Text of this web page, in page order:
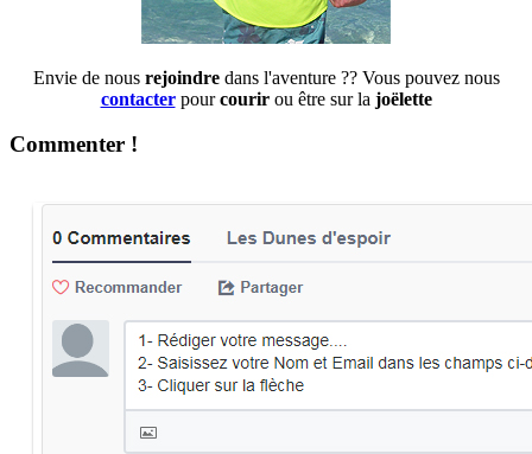
Envie de nous rejoindre dans l'aventure ?? Vous pouvez nous
contacterpourcourir ou être sur la joëlette
Commenter !